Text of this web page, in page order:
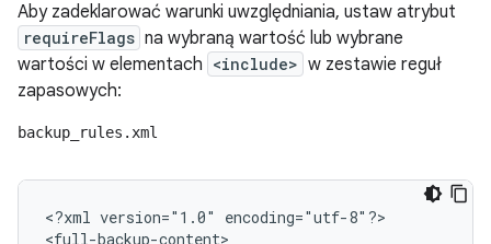
Aby zadeklarować warunki uwzględniania, ustaw atrybut
requireFlags na wybraną wartość lub wybrane
wartości w elementach <include> w zestawie reguł
zapasowych:
backup_rules.xml
<?xml version="1.0"
encoding="utf-8"?>